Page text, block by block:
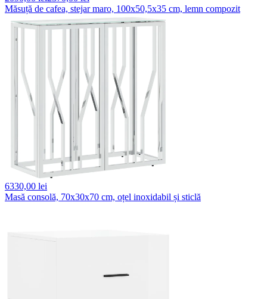
Măsuță de cafea, stejar maro, 100x50,5x35 cm, lemn compozit
6330,00 lei
Masă consolă, 70x30x70 cm, oțel inoxidabil și sticlă